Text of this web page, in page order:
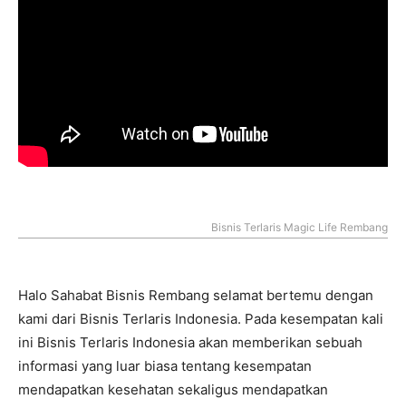
Bisnis Terlaris Magic Life Rembang
Halo Sahabat Bisnis Rembang selamat bertemu dengan
kami dari Bisnis Terlaris Indonesia. Pada kesempatan kali
ini Bisnis Terlaris Indonesia akan memberikan sebuah
informasi yang luar biasa tentang kesempatan
mendapatkan kesehatan sekaligus mendapatkan